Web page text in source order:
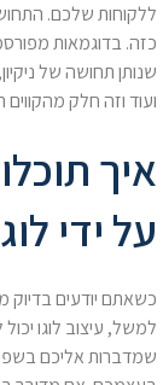
ללקוחות שלכם.
כזה. בדוגמאות
שנותן תחושה של
ועוד וזה חלק
איך
על ידי
כשאתם יודעים
למשל, עיצוב לוגו
שמדברות אליכם